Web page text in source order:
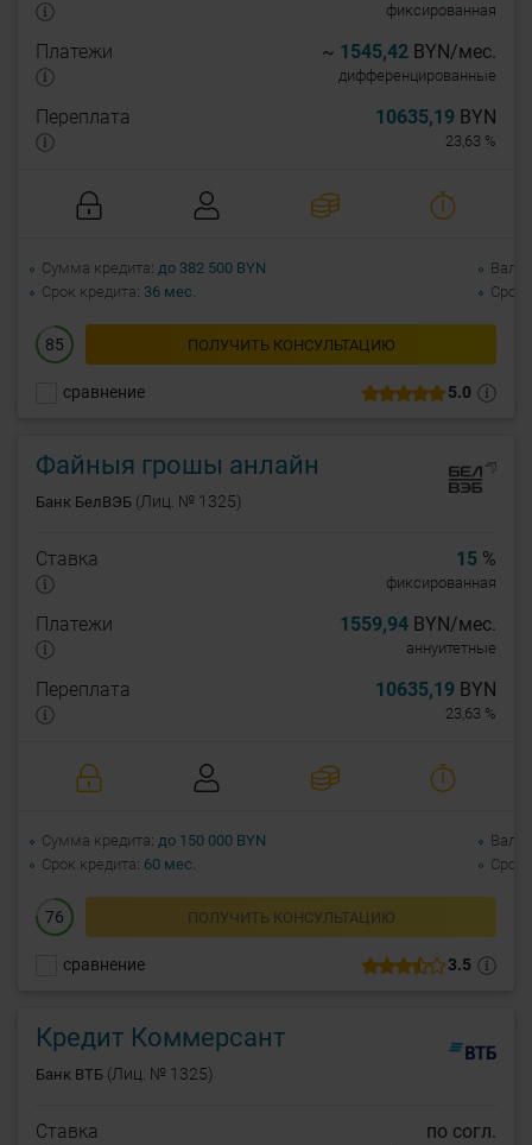
5.0
сравнение
фиксированная
Платежи ~ 1545,42 BYN/мес.
дифференцированные
Переплата 10635,19 BYN
23,63 %
85 ПОЛУЧИТЬ КОНСУЛЬТАЦИЮ
Сумма кредита до 382 500 BYN
Срок кредита 36 мес.
Срок
Файныя грошы анлайн
Банк БелВЭБ (Лиц. № 1325)
3.5
сравнение
Ставка 15 %
фиксированная
Платежи 1559,94 BYN/мес.
аннуитетные
Переплата 10635,19 BYN
23,63 %
76 ПОЛУЧИТЬ КОНСУЛЬТАЦИЮ
Сумма кредита до 150 000 BYN
Срок кредита 60 мес.
Срок
Кредит Коммерсант
Банк ВТБ (Лиц. № 1325)
Ставка по согл.